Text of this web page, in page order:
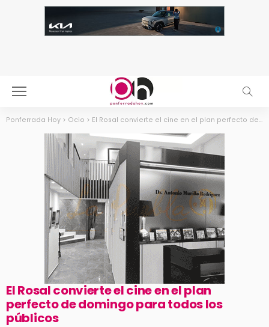
Ponferrada Hoy > Ocio > El Rosal convierte el cine en el plan perfecto de domingo para todos los públicos
El Rosal convierte el cine en el plan
perfecto de domingo para todos los
públicos